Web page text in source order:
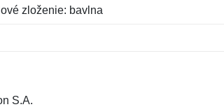
zloženie: bavlna
S.A.